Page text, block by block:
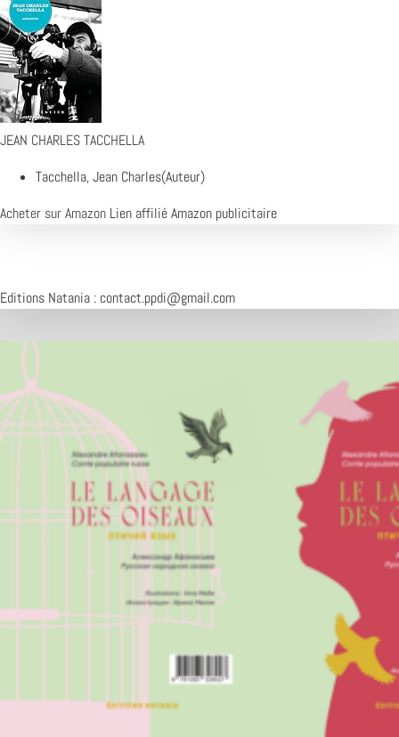
JEAN CHARLES TACCHELLA
Tacchella, Jean Charles(Auteur)
Acheter sur Amazon Lien affilié Amazon publicitaire
Editions Natania : contact.ppdi@gmail.com